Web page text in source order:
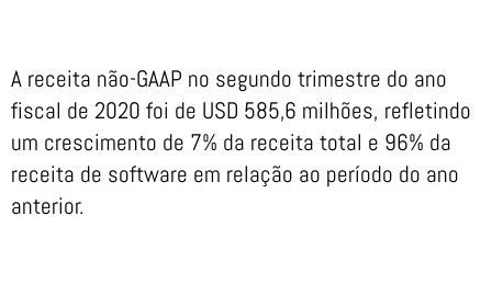
A receita não-GAAP no segundo trimestre do ano
fiscal de 2020 foi de USD 585,6 milhões, refletindo
um crescimento de 7% da receita total e 96% da
receita de software em relação ao período do ano
anterior.